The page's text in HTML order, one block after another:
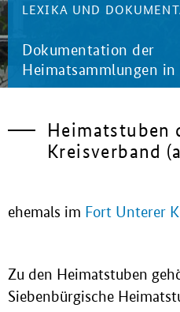
LEXIKA UND
Dokumentation der
Heimatsammlungen in
Heimatstuben
Kreisverband
ehemals im Fort Unterer
Zu den Heimatstuben
Siebenbürgische